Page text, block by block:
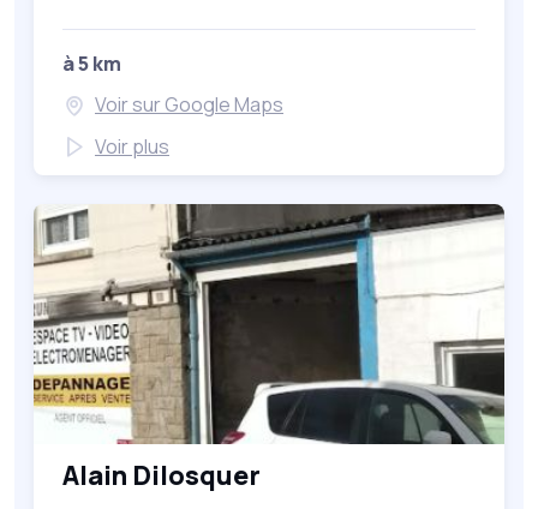
à 5 km
Voir sur Google Maps
Voir plus
Alain Dilosquer